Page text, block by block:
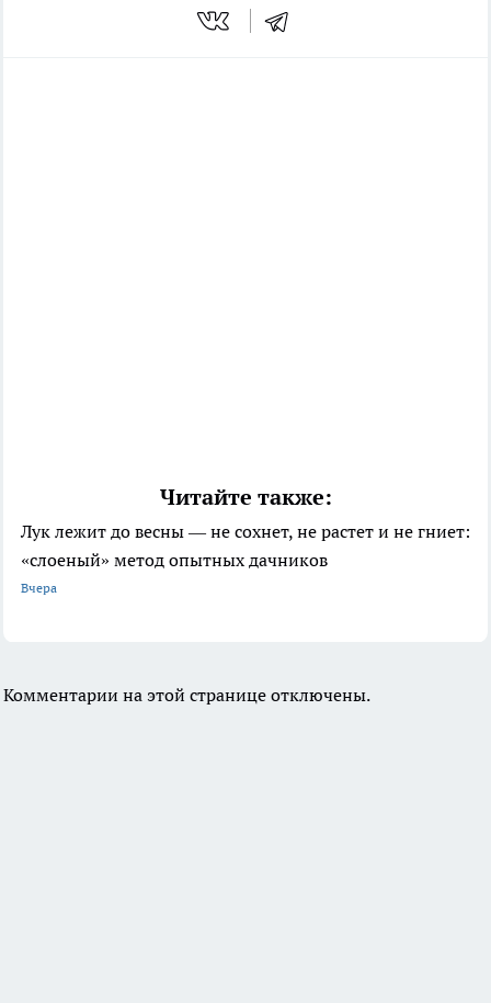
Читайте также:
Лук лежит до весны — не сохнет, не растет и не гниет:
«слоеный» метод опытных дачников
Вчера
Комментарии на этой странице отключены.